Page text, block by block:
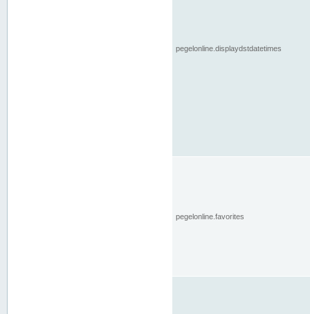
pegelonline.displaydstdatetimes
pegelonline.favorites